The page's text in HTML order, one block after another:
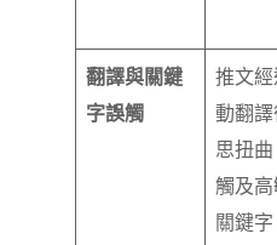
翻譯與關鍵
字誤觸
推文
動翻
思扭
觸及
關鍵字